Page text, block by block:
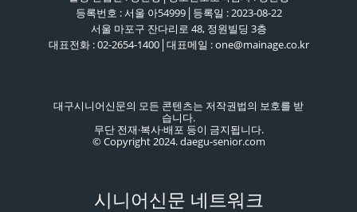
등록번호 : 서울 아54999│등록일 : 2023-08-22
서울 마포구 잔다리로 48, 정원빌딩 3층
대표전화 : 02-2654-1400│대표메일 : one@mainage.co.kr
대구시니어신문의 모든 콘텐츠는 저작권법의 보호를 받
습니다.
무단 전재·복사·배포 등이 금지됩니다.
© Copyright 2024. daegu-senior.com
시니어신문 네트워크